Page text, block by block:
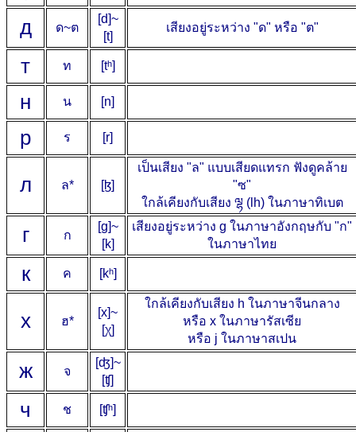
д ด~ต
[d]~
[t]
เสียงอยู่ระหว่าง "ด" หรือ "ต"
т ท [tʰ]
н น [n]
р ร [r]
л ล* [ɮ]
เป็นเสียง "ล" แบบเสียดแทรก ฟังดูคล้าย
"ซ"
ใกล้เคียงกับเสียง ལྷ (lh) ในภาษาทิเบต
г ก
[g]~
[k]
เสียงอยู่ระหว่าง g ในภาษาอังกฤษกับ "ก"
ในภาษาไทย
к ค [kʰ]
х ฮ*
[x]~
[χ]
ใกล้เคียงกับเสียง h ในภาษาจีนกลาง
หรือ х ในภาษารัสเซีย
หรือ j ในภาษาสเปน
ж จ
[ʤ]~
[ʧ]
ч ช [ʧʰ]